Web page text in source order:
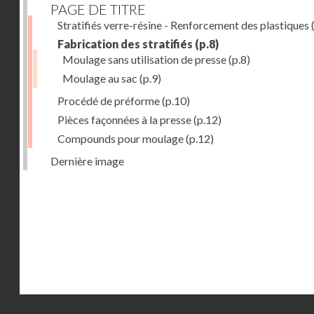
PAGE DE TITRE
Stratifiés verre-résine - Renforcement des plastiques
Fabrication des stratifiés (p.8)
Moulage sans utilisation de presse(p.8)
Moulage au sac (p.9)
Procédé de préforme(p.10)
Pièces façonnées à la presse(p.12)
Compounds pour moulage(p.12)
Dernière image